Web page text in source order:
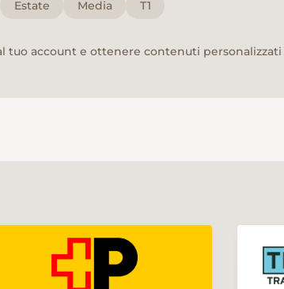
Estate Media T1
tuo account e ottenere contenuti